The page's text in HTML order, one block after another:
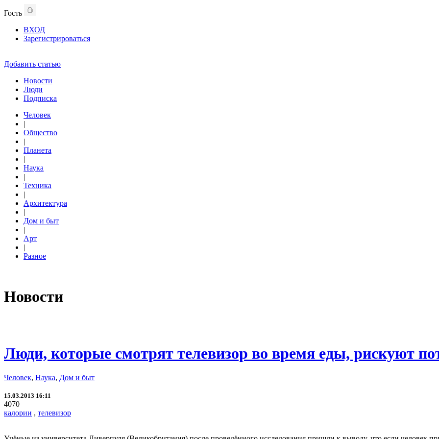
Гость
ВХОД
Зарегистрироваться
Добавить статью
Новости
Люди
Подписка
Человек
|
Общество
|
Планета
|
Наука
|
Техника
|
Архитектура
|
Дом и быт
|
Арт
|
Разное
Новости
Люди, которые смотрят телевизор во время еды, рискуют
Человек, Наука, Дом и быт
15.03.2013 16:11
4070
калории , телевизор